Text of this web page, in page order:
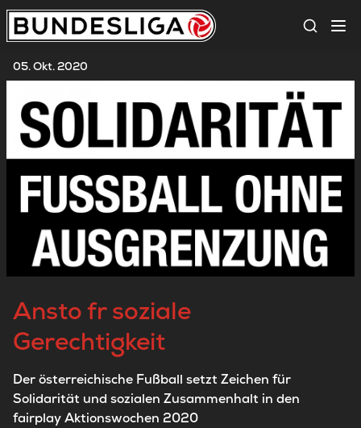
Suche
05. Okt. 2020
Ansto fr soziale
Gerechtigkeit
Der österreichische Fußball setzt Zeichen für
Solidarität und sozialen Zusammenhalt in den
fairplay Aktionswochen 2020